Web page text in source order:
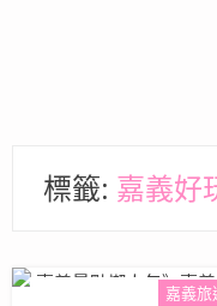
標籤: 嘉義好
嘉義